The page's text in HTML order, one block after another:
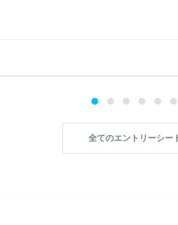
全てのエントリーシー